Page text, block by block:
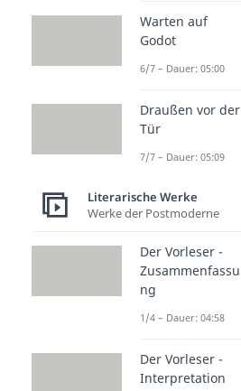
Warten auf
Godot
6/7 – Dauer: 05:00
Draußen vor der
Tür
7/7 – Dauer: 05:09
Literarische Werke
Werke der Postmoderne
Der Vorleser -
Zusammenfassu
ng
1/4 – Dauer: 04:58
Der Vorleser -
Interpretation